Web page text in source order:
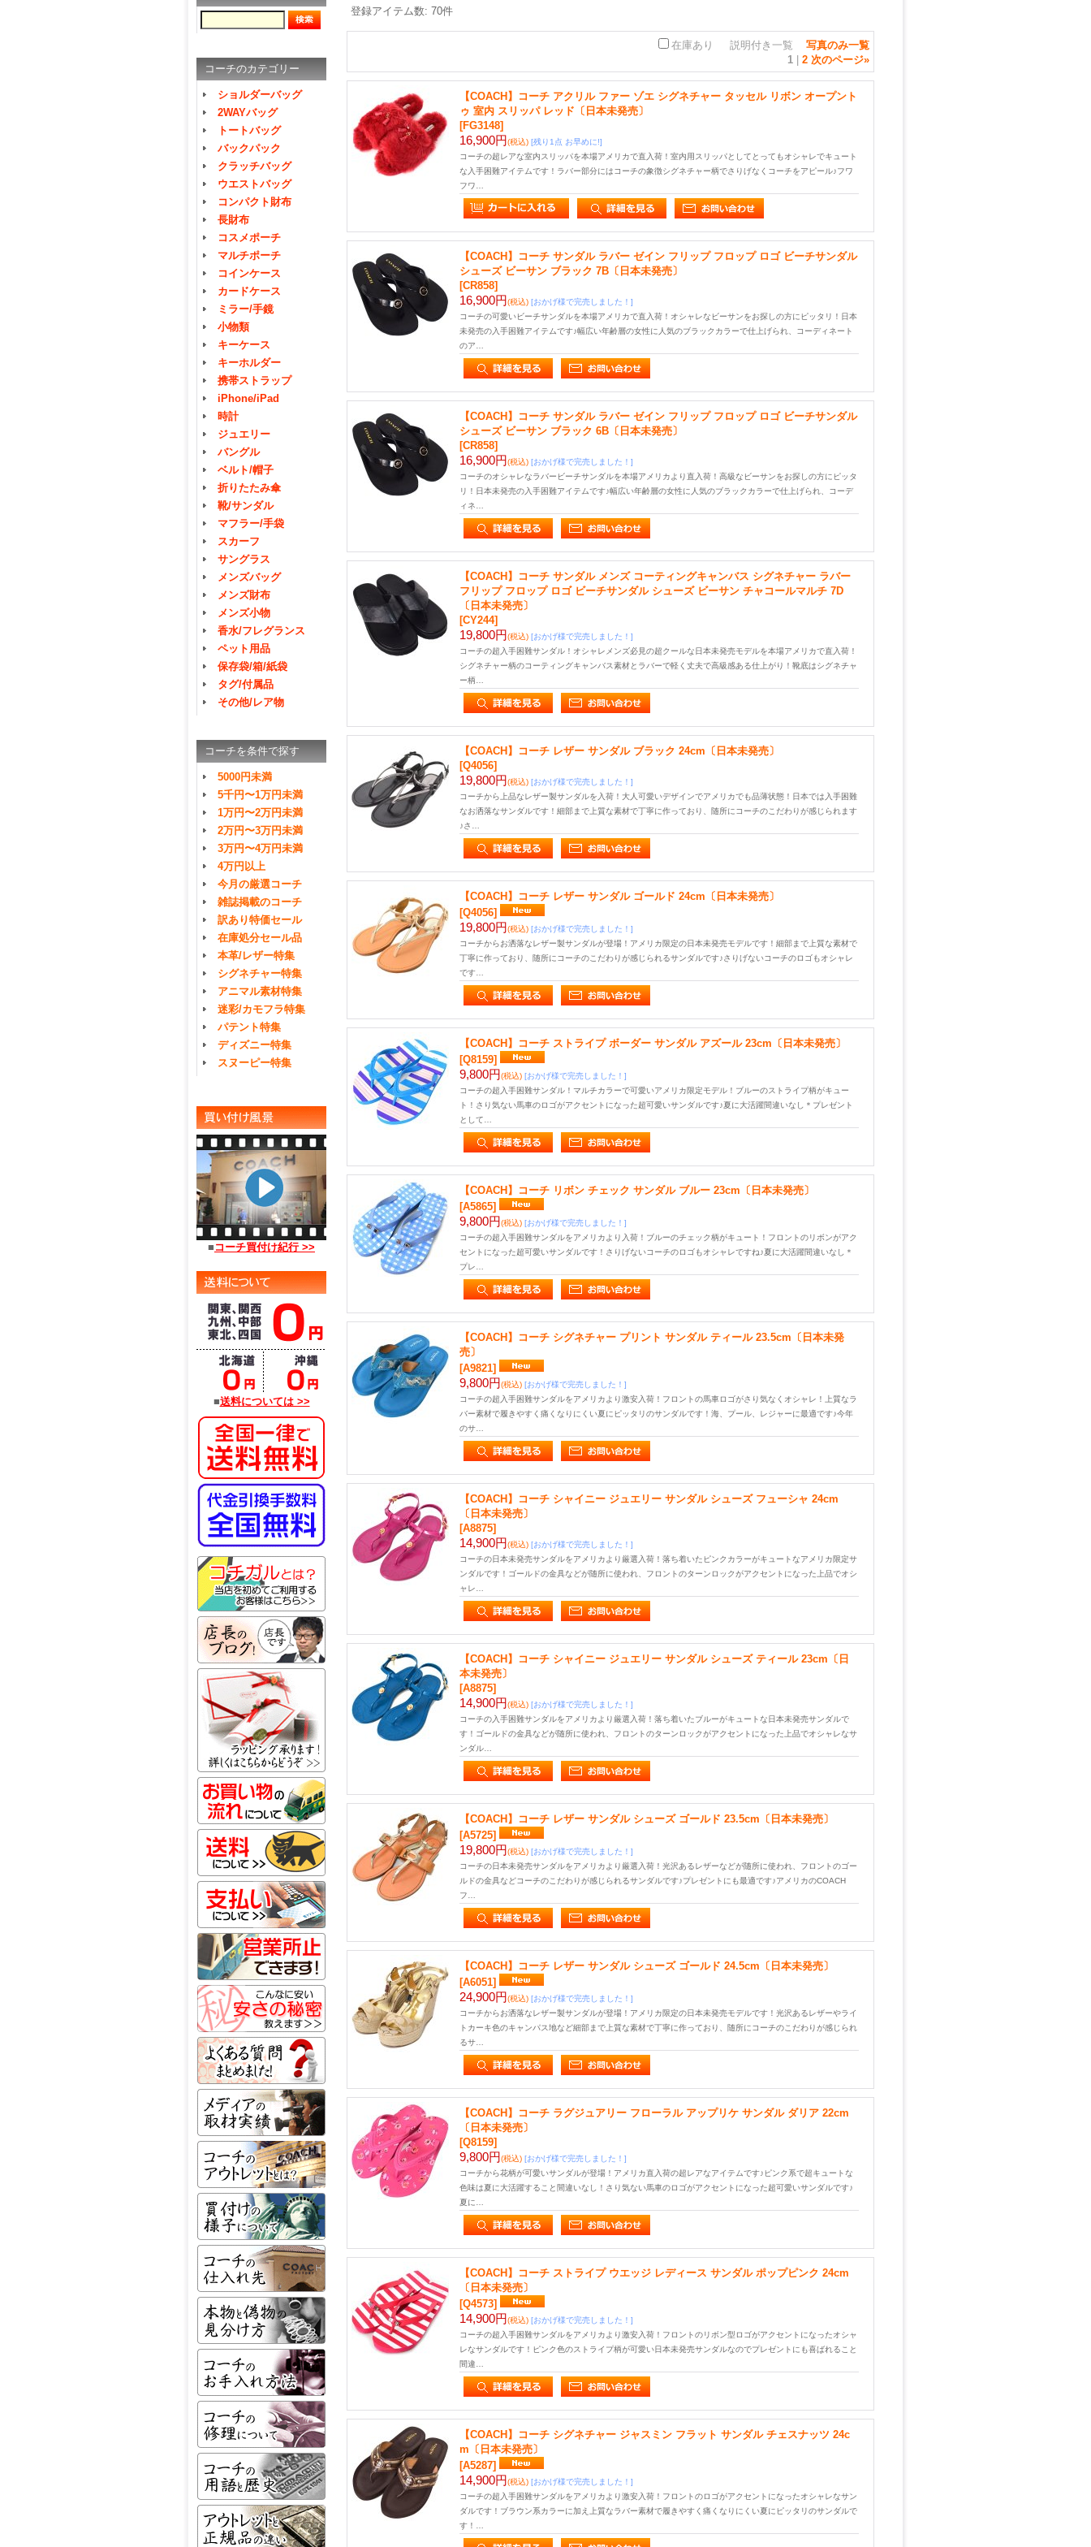
コーチのカテゴリー
ショルダーバッグ
2WAYバッグ
トートバッグ
バックパック
クラッチバッグ
ウエストバッグ
コンパクト財布
長財布
コスメポーチ
マルチポーチ
コインケース
カードケース
ミラー/手鏡
小物類
キーケース
キーホルダー
携帯ストラップ
iPhone/iPad
時計
ジュエリー
バングル
ベルト/帽子
折りたたみ傘
靴/サンダル
マフラー/手袋
スカーフ
サングラス
メンズバッグ
メンズ財布
メンズ小物
香水/フレグランス
ペット用品
保存袋/箱/紙袋
タグ/付属品
その他/レア物
コーチを条件で探す
5000円未満
5千円〜1万円未満
1万円〜2万円未満
2万円〜3万円未満
3万円〜4万円未満
4万円以上
今月の厳選コーチ
雑誌掲載のコーチ
訳あり特価セール
在庫処分セール品
本革/レザー特集
シグネチャー特集
アニマル素材特集
迷彩/カモフラ特集
パテント特集
ディズニー特集
スヌーピー特集
■ コーチ買付け紀行 >>
■送料については >>
登録アイテム数: 70件
在庫あり 説明付き一覧 写真のみ一覧
1
2 次のページ»
【COACH】コーチ アクリル ファー ゾエ シグネチャー タッセル リボン オープント
ゥ 室内 スリッパ レッド〔日本未発売〕
[FG3148]
16,900円(税込) [残り1点 お早めに!]
コーチの超レアな室内スリッパを本場アメリカで直入荷！室内用スリッパとしてとってもオシャレでキュート
な入手困難アイテムです！ラバー部分にはコーチの象徴シグネチャー柄でさりげなくコーチをアピール♪フワ
フワ…
【COACH】コーチ サンダル ラバー ゼイン フリップ フロップ ロゴ ビーチサンダル
シューズ ビーサン ブラック 7B〔日本未発売〕
[CR858]
16,900円(税込) [おかげ様で完売しました！]
コーチの可愛いビーチサンダルを本場アメリカで直入荷！オシャレなビーサンをお探しの方にピッタリ！日本
未発売の入手困難アイテムです♪幅広い年齢層の女性に人気のブラックカラーで仕上げられ、コーディネート
のア…
【COACH】コーチ サンダル ラバー ゼイン フリップ フロップ ロゴ ビーチサンダル
シューズ ビーサン ブラック 6B〔日本未発売〕
[CR858]
16,900円(税込) [おかげ様で完売しました！]
コーチのオシャレなラバービーチサンダルを本場アメリカより直入荷！高級なビーサンをお探しの方にピッタ
リ！日本未発売の入手困難アイテムです♪幅広い年齢層の女性に人気のブラックカラーで仕上げられ、コーデ
ィネ…
【COACH】コーチ サンダル メンズ コーティングキャンバス シグネチャー ラバー
フリップ フロップ ロゴ ビーチサンダル シューズ ビーサン チャコールマルチ 7D
〔日本未発売〕
[CY244]
19,800円(税込) [おかげ様で完売しました！]
コーチの超入手困難サンダル！オシャレメンズ必見の超クールな日本未発売モデルを本場アメリカで直入荷！
シグネチャー柄のコーティングキャンバス素材とラバーで軽く丈夫で高級感ある仕上がり！靴底はシグネチャ
ー柄…
【COACH】コーチ レザー サンダル ブラック 24cm〔日本未発売〕
[Q4056]
19,800円(税込) [おかげ様で完売しました！]
コーチから上品なレザー製サンダルを入荷！大人可愛いデザインでアメリカでも品薄状態！日本では入手困難
なお洒落なサンダルです！細部まで上質な素材で丁寧に作っており、随所にコーチのこだわりが感じられます
♪さ…
【COACH】コーチ レザー サンダル ゴールド 24cm〔日本未発売〕
[Q4056]
19,800円(税込) [おかげ様で完売しました！]
コーチからお洒落なレザー製サンダルが登場！アメリカ限定の日本未発売モデルです！細部まで上質な素材で
丁寧に作っており、随所にコーチのこだわりが感じられるサンダルです♪さりげないコーチのロゴもオシャレ
です…
【COACH】コーチ ストライプ ボーダー サンダル アズール 23cm〔日本未発売〕
[Q8159]
9,800円(税込) [おかげ様で完売しました！]
コーチの超入手困難サンダル！マルチカラーで可愛いアメリカ限定モデル！ブルーのストライプ柄がキュー
ト！さり気ない馬車のロゴがアクセントになった超可愛いサンダルです♪夏に大活躍間違いなし＊プレゼント
として…
【COACH】コーチ リボン チェック サンダル ブルー 23cm〔日本未発売〕
[A5865]
9,800円(税込) [おかげ様で完売しました！]
コーチの超入手困難サンダルをアメリカより入荷！ブルーのチェック柄がキュート！フロントのリボンがアク
セントになった超可愛いサンダルです！さりげないコーチのロゴもオシャレですね♪夏に大活躍間違いなし＊
プレ…
【COACH】コーチ シグネチャー プリント サンダル ティール 23.5cm〔日本未発
売〕
[A9821]
9,800円(税込) [おかげ様で完売しました！]
コーチの超入手困難サンダルをアメリカより激安入荷！フロントの馬車ロゴがさり気なくオシャレ！上質なラ
バー素材で履きやすく痛くなりにくい夏にピッタリのサンダルです！海、プール、レジャーに最適です♪今年
のサ…
【COACH】コーチ シャイニー ジュエリー サンダル シューズ フューシャ 24cm
〔日本未発売〕
[A8875]
14,900円(税込) [おかげ様で完売しました！]
コーチの日本未発売サンダルをアメリカより厳選入荷！落ち着いたピンクカラーがキュートなアメリカ限定サ
ンダルです！ゴールドの金具などが随所に使われ、フロントのターンロックがアクセントになった上品でオシ
ャレ…
【COACH】コーチ シャイニー ジュエリー サンダル シューズ ティール 23cm〔日
本未発売〕
[A8875]
14,900円(税込) [おかげ様で完売しました！]
コーチの入手困難サンダルをアメリカより厳選入荷！落ち着いたブルーがキュートな日本未発売サンダルで
す！ゴールドの金具などが随所に使われ、フロントのターンロックがアクセントになった上品でオシャレなサ
ンダル…
【COACH】コーチ レザー サンダル シューズ ゴールド 23.5cm〔日本未発売〕
[A5725]
19,800円(税込) [おかげ様で完売しました！]
コーチの日本未発売サンダルをアメリカより厳選入荷！光沢あるレザーなどが随所に使われ、フロントのゴー
ルドの金具などコーチのこだわりが感じられるサンダルです♪プレゼントにも最適です♪アメリカのCOACH
フ…
【COACH】コーチ レザー サンダル シューズ ゴールド 24.5cm〔日本未発売〕
[A6051]
24,900円(税込) [おかげ様で完売しました！]
コーチからお洒落なレザー製サンダルが登場！アメリカ限定の日本未発売モデルです！光沢あるレザーやライ
トカーキ色のキャンパス地など細部まで上質な素材で丁寧に作っており、随所にコーチのこだわりが感じられ
るサ…
【COACH】コーチ ラグジュアリー フローラル アップリケ サンダル ダリア 22cm
〔日本未発売〕
[Q8159]
9,800円(税込) [おかげ様で完売しました！]
コーチから花柄が可愛いサンダルが登場！アメリカ直入荷の超レアなアイテムです♪ピンク系で超キュートな
色味は夏に大活躍すること間違いなし！さり気ない馬車のロゴがアクセントになった超可愛いサンダルです♪
夏に…
【COACH】コーチ ストライプ ウエッジ レディース サンダル ポップピンク 24cm
〔日本未発売〕
[Q4573]
14,900円(税込) [おかげ様で完売しました！]
コーチの超入手困難サンダルをアメリカより激安入荷！フロントのリボン型ロゴがアクセントになったオシャ
レなサンダルです！ピンク色のストライプ柄が可愛い日本未発売サンダルなのでプレゼントにも喜ばれること
間違…
【COACH】コーチ シグネチャー ジャスミン フラット サンダル チェスナッツ 24c
m〔日本未発売〕
[A5287]
14,900円(税込) [おかげ様で完売しました！]
コーチの超入手困難サンダルをアメリカより激安入荷！フロントのロゴがアクセントになったオシャレなサン
ダルです！ブラウン系カラーに加え上質なラバー素材で履きやすく痛くなりにくい夏にピッタリのサンダルで
す！…